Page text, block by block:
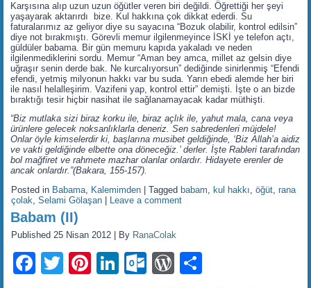
Karşısına alıp uzun uzun öğütler veren biri değildi. Öğrettiği her şeyi
yaşayarak aktarırdı bize. Kul hakkına çok dikkat ederdi. Su
faturalarımız az geliyor diye su sayacına “Bozuk olabilir, kontrol edilsin”
diye not bırakmıştı. Görevli memur ilgilenmeyince İSKİ ye telefon açtı,
güldüler babama. Bir gün memuru kapıda yakaladı ve neden
ilgilenmediklerini sordu. Memur “Aman bey amca, millet az gelsin diye
uğraşır senin derde bak. Ne kurcalıyorsun” dediğinde sinirlenmiş “Efendi
efendi, yetmiş milyonun hakkı var bu suda. Yarın ebedi alemde her biri
ile nasıl helalleşirim. Vazifeni yap, kontrol ettir” demişti. İşte o an bizde
bıraktığı tesir hiçbir nasihat ile sağlanamayacak kadar müthişti.
“Biz mutlaka sizi biraz korku ile, biraz açlık ile, yahut mala, cana veya
ürünlere gelecek noksanlıklarla deneriz. Sen sabredenleri müjdele!
Onlar öyle kimselerdir ki, başlarına musibet geldiğinde, ‘Biz Allah’a aidiz
ve vakti geldiğinde elbette ona döneceğiz.’derler. İşte Rableri tarafından
bol mağfiret ve rahmete mazhar olanlar onlardır. Hidayete erenler de
ancak onlardır.”(Bakara, 155-157).
Posted in Babama, Kalemimden |Tagged babam, kul hakkı,öğüt,rana
çolak,Selami Gölaşan Leave a comment
Babam (II)
Published 25 Nisan 2012 By RanaColak
Facebook
TwitterPinterest
LinkedIn
Outlook.com
WordPress